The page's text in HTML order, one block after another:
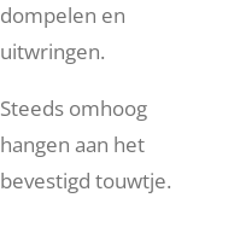
dompelen en
uitwringen.
Steeds omhoog
hangen aan het
bevestigd touwtje.